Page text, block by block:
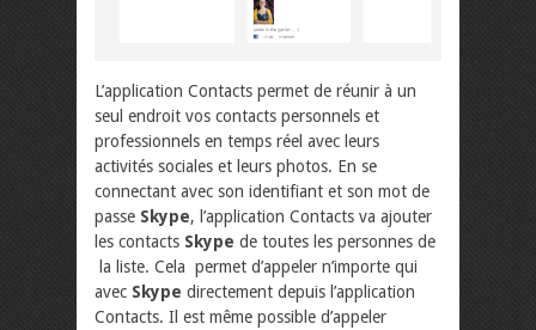
L’application Contacts permet de réunir à un
seul endroit vos contacts personnels et
professionnels en temps réel avec leurs
activités sociales et leurs photos. En se
connectant avec son identifiant et son mot de
passe Skype, l’application Contacts va ajouter
les contacts Skype de toutes les personnes de
la liste. Cela permet d’appeler n’importe qui
avec Skype directement depuis l’application
Contacts. Il est même possible d’appeler